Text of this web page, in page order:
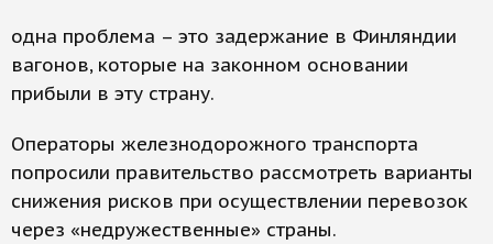
одна проблема – это задержание в Финляндии
вагонов, которые на законном основании
прибыли в эту страну.
Операторы железнодорожного транспорта
попросили правительство рассмотреть варианты
снижения рисков при осуществлении перевозок
через «недружественные» страны.